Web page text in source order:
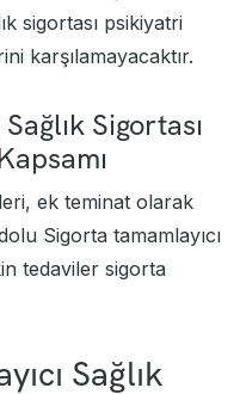
sigortası psikiyatri
karşılamayacaktır.
Sigortası
ek teminat olarak
Sigorta tamamlayıcı
tedaviler sigorta
Sağlık